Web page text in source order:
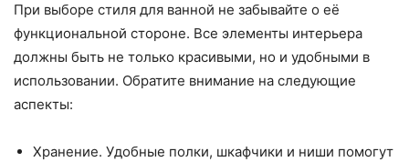
При выборе стиля для ванной не забывайте о её
функциональной стороне. Все элементы интерьера
должны быть не только красивыми, но и удобными в
использовании. Обратите внимание на следующие
аспекты:
Хранение. Удобные полки, шкафчики и ниши помогут